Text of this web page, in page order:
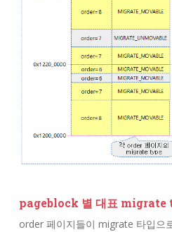
pageblock 별 대표 migrate
order 페이지들이 migrate 타입으